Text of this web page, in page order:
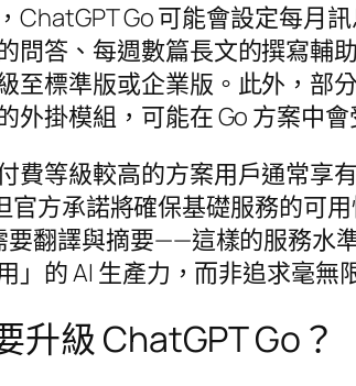
Go 可能會設定每月
問答、每週數篇長文的撰寫輔
標準版或企業版。此外，部
掛模組，可能在 Go 方案中
等級較高的方案用戶通常享
方承諾將確保基礎服務的可
翻譯與摘要——這樣的服務水
的 AI 生產力，而非追求毫無
級 ChatGPT Go？